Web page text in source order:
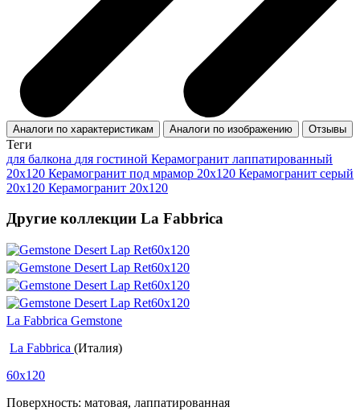
Аналоги по характеристикам Аналоги по изображению Отзывы
Теги
для балкона для гостиной Керамогранит лаппатированный
20x120 Керамогранит под мрамор 20x120 Керамогранит серый
20x120 Керамогранит 20x120
Другие коллекции La Fabbrica
La Fabbrica Gemstone
La Fabbrica (Италия)
60x120
Поверхность: матовая, лаппатированная